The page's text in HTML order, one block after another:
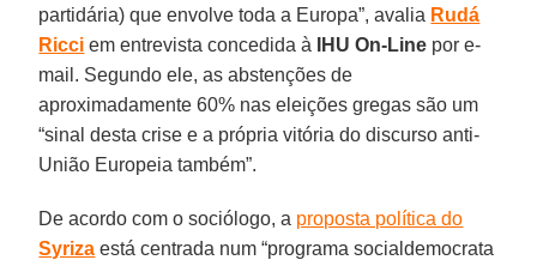
partidária) que envolve toda a Europa”, avalia Rudá
Ricci em entrevista concedida à IHU On-Line por e-
mail. Segundo ele, as abstenções de
aproximadamente 60% nas eleições gregas são um
“sinal desta crise e a própria vitória do discurso anti-
União Europeia também”.
De acordo com o sociólogo, a proposta política do
Syriza está centrada num “programa socialdemocrata